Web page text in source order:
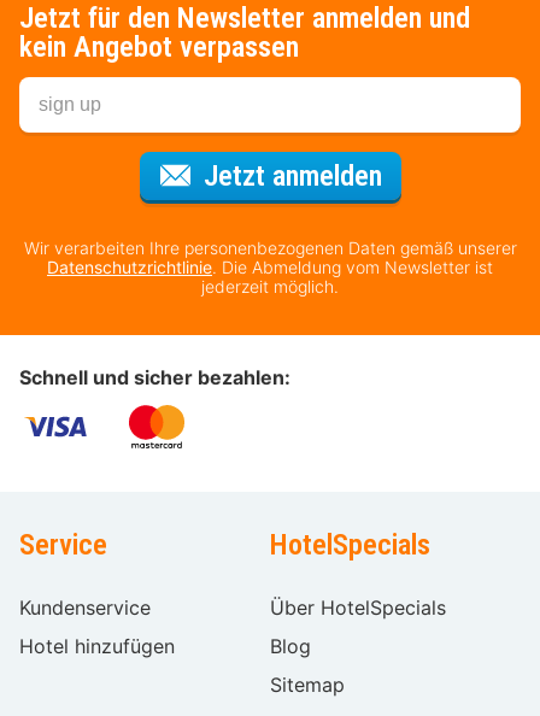
Jetzt für den Newsletter anmelden und
kein Angebot verpassen
Jetzt anmeldenFür den
Wir verarbeiten Ihre personenbezogenen Daten gemäß unserer
Datenschutzrichtlinie. Die Abmeldung vom Newsletter ist
jederzeit möglich.
Schnell und sicher bezahlen:
Service
Kundenservice
Hotel hinzufügen
HotelSpecials
Über HotelSpecials
Blog
Sitemap